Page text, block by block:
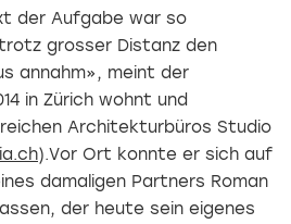
der Aufgabe war so
grosser Distanz den
annahm», meint der
in Zürich wohnt und
Architekturbüros Studio
).Vor Ort konnte er sich auf
damaligen Partners Roman
der heute sein eigenes